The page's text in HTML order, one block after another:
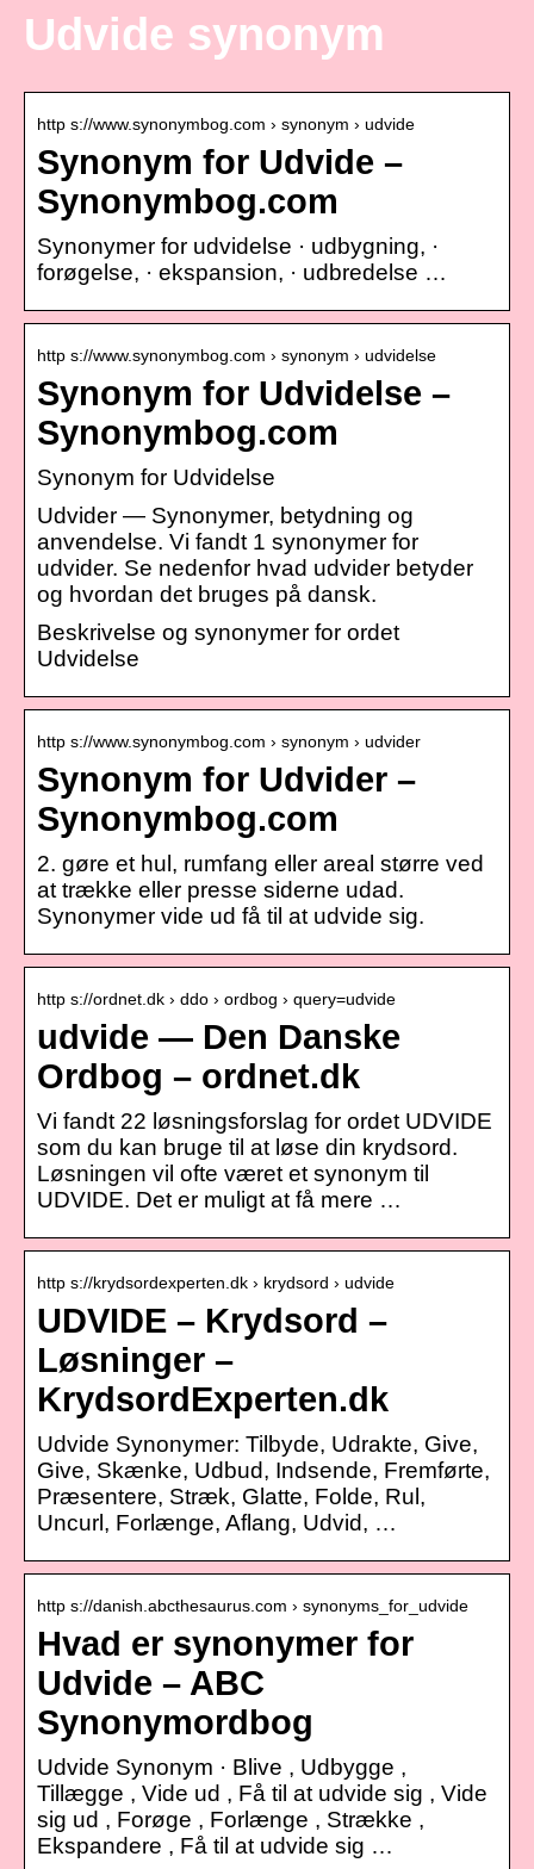
Udvide synonym
http s://www.synonymbog.com › synonym › udvide
Synonym for Udvide –
Synonymbog.com
Synonymer for udvidelse · udbygning, ·
forøgelse, · ekspansion, · udbredelse …
http s://www.synonymbog.com › synonym › udvidelse
Synonym for Udvidelse –
Synonymbog.com
Synonym for Udvidelse
Udvider — Synonymer, betydning og
anvendelse. Vi fandt 1 synonymer for
udvider. Se nedenfor hvad udvider betyder
og hvordan det bruges på dansk.
Beskrivelse og synonymer for ordet
Udvidelse
http s://www.synonymbog.com › synonym › udvider
Synonym for Udvider –
Synonymbog.com
2. gøre et hul, rumfang eller areal større ved
at trække eller presse siderne udad.
Synonymer vide ud få til at udvide sig.
http s://ordnet.dk › ddo › ordbog › query=udvide
udvide — Den Danske
Ordbog – ordnet.dk
Vi fandt 22 løsningsforslag for ordet UDVIDE
som du kan bruge til at løse din krydsord.
Løsningen vil ofte været et synonym til
UDVIDE. Det er muligt at få mere …
http s://krydsordexperten.dk › krydsord › udvide
UDVIDE – Krydsord –
Løsninger –
KrydsordExperten.dk
Udvide Synonymer: Tilbyde, Udrakte, Give,
Give, Skænke, Udbud, Indsende, Fremførte,
Præsentere, Stræk, Glatte, Folde, Rul,
Uncurl, Forlænge, Aflang, Udvid, …
http s://danish.abcthesaurus.com › synonyms_for_udvide
Hvad er synonymer for
Udvide – ABC
Synonymordbog
Udvide Synonym · Blive , Udbygge ,
Tillægge , Vide ud , Få til at udvide sig , Vide
sig ud , Forøge , Forlænge , Strække ,
Ekspandere , Få til at udvide sig …